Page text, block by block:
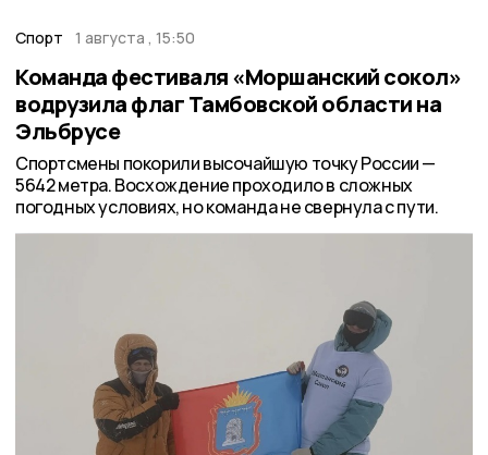
Спорт 1 августа , 15:50
Команда фестиваля «Моршанский сокол»
водрузила флаг Тамбовской области на
Эльбрусе
Спортсмены покорили высочайшую точку России —
5642 метра. Восхождение проходило в сложных
погодных условиях, но команда не свернула с пути.